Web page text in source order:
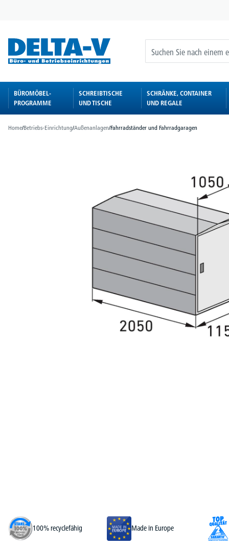
BÜROMÖBEL-
PROGRAMME
SCHREIBTISCHE
UND TISCHE
SCHRÄNKE, CONTAINER
UND REGALE
Home/Betriebs-Einrichtung/Außenanlagen/Fahrradständer und Fahrradgaragen
100% recyclefähig Made in Europe